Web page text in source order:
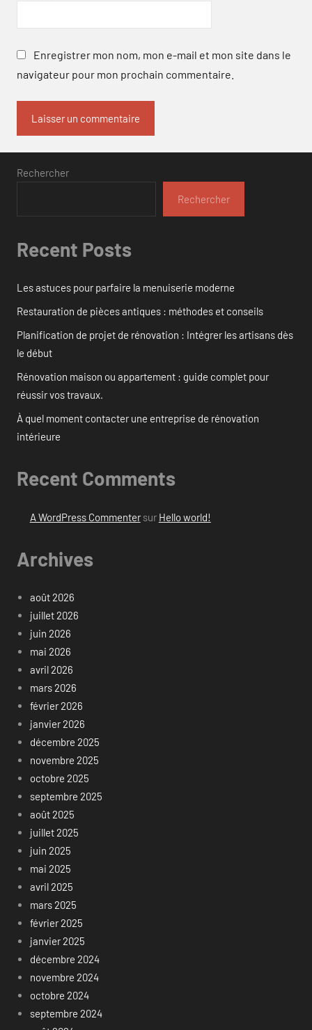
Enregistrer mon nom, mon e-mail et mon site dans le
navigateur pour mon prochain commentaire.
Rechercher
Rechercher
Recent Posts
Les astuces pour parfaire la menuiserie moderne
Restauration de pièces antiques : méthodes et conseils
Planification de projet de rénovation : Intégrer les artisans dès
le début
Rénovation maison ou appartement : guide complet pour
réussir vos travaux.
À quel moment contacter une entreprise de rénovation
intérieure
Recent Comments
A WordPress Commentersur Hello world!
Archives
août 2026
juillet 2026
juin 2026
mai 2026
avril 2026
mars 2026
février 2026
janvier 2026
décembre 2025
novembre 2025
octobre 2025
septembre 2025
août 2025
juillet 2025
juin 2025
mai 2025
avril 2025
mars 2025
février 2025
janvier 2025
décembre 2024
novembre 2024
octobre 2024
septembre 2024